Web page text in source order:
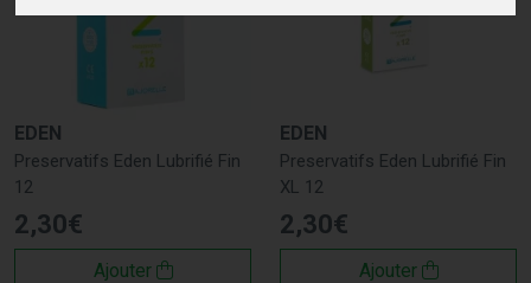
EDEN
Preservatifs Eden Lubrifié Fin
12
2,30€
Ajouter
EDEN
Preservatifs Eden Lubrifié Fin
XL 12
2,30€
Ajouter